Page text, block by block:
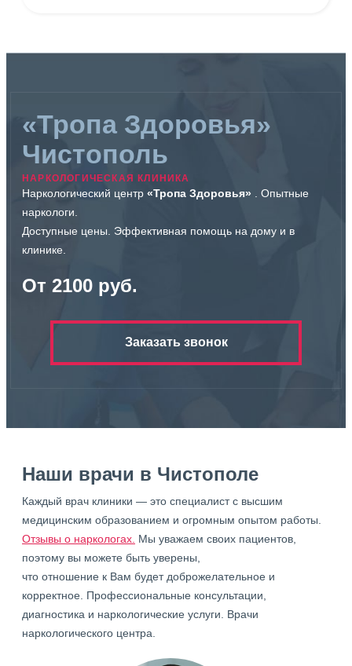
«Тропа Здоровья»
Чистополь
НАРКОЛОГИЧЕСКАЯ КЛИНИКА
Наркологический центр «Тропа Здоровья»
. Опытные
наркологи.
Доступные цены. Эффективная помощь на дому и в
клинике.
От 2100 руб.
Заказать звонок
Наши врачи в Чистополе
Каждый врач клиники — это специалист с высшим
медицинским образованием и огромным опытом работы.
Отзывы о наркологах. Мы уважаем своих пациентов,
поэтому вы можете быть уверены,
что отношение к Вам будет доброжелательное и
корректное. Профессиональные консультации,
диагностика и наркологические услуги. Врачи
наркологического центра.